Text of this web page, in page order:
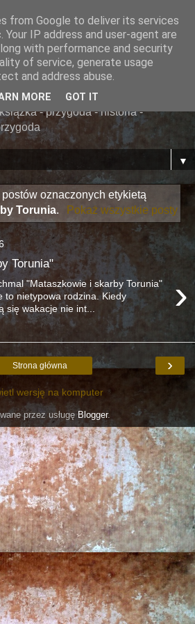
........
- tajemnica - książka - przygoda
- przygoda - historia -
▼
oznaczonych etykietą
Torunia. Pokaż wszystkie posty
Torunia"
›
"Mataszkowie i skarby Torunia"
to nietypowa rodzina. Kiedy
się wakacje nie int...
›
Strona główna
wersję na komputer
przez usługęBlogger.
from Google to deliver its services
IP address and user-agent are
with performance and security
of service, generate usage
and address abuse.
MORE GOT IT